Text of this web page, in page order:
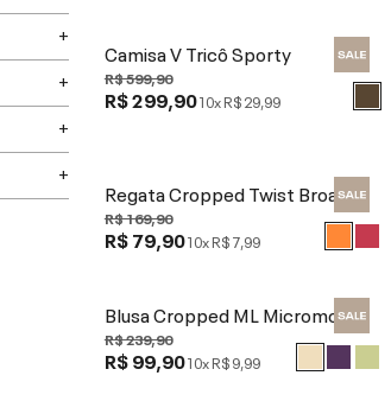
Camisa V Tricô Sporty
R$ 599,90
R$ 299,9010xR$ 29,99
Regata Cropped Twist Broad
R$ 169,90
R$ 79,9010xR$ 7,99
Blusa Cropped ML Micromodal
R$ 239,90
R$ 99,9010xR$ 9,99